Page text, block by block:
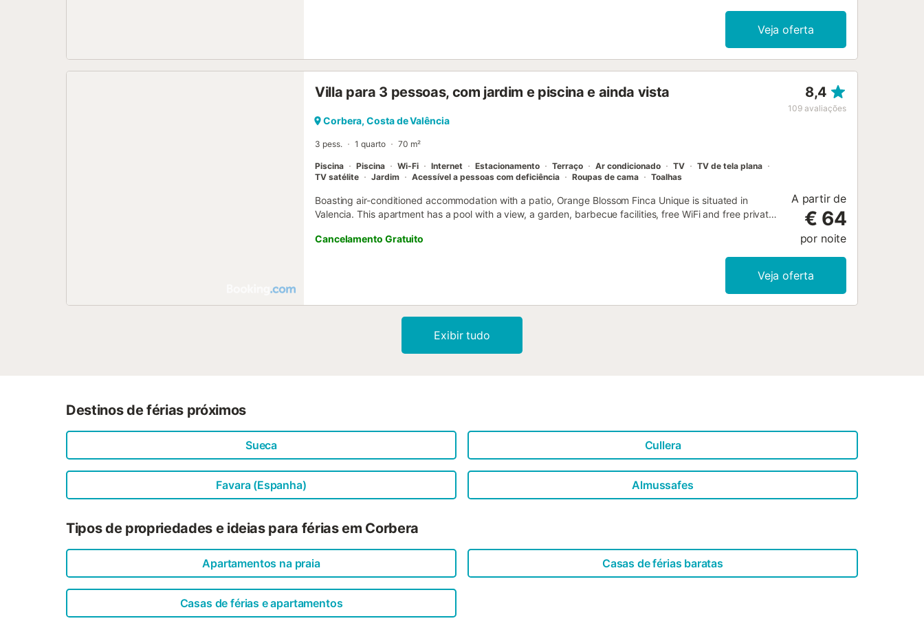
Fi de alta velocidade (adequado para chamadas de vídeo) com um espaço de trabalho dedicado para
escritório em casa, uma televisão inteligente com serviços de streaming, ar condicionado, uma máquina
de lavar roupa, uma máquina de secar roupa, bem como livros e brinquedos para crianças. Também
estão disponíveis um berço e uma cadeira alta. Este aluguer de férias oferece um oásis exterior privado
organizadas limpezas adicionais e mudanças de roupa de cama durante a sua estadia por um custo
acesso sem degraus. São fornecidas toalhas de praia/piscina. A propriedade providencia produtos
correta dos resíduos. São fornecidas mais informações no local....
Veja oferta
Villa para 3 pessoas, com jardim e piscina e ainda vista 8,4
109 avaliações
Corbera, Costa de Valência
3 pess. 1 quarto 70 m²
Piscina Piscina Wi-Fi Internet Estacionamento Terraço Ar condicionado TV
TV de tela plana
TV satélite
Jardim Acessível a pessoas com deficiência Roupas de cama Toalhas
Boasting air-conditioned accommodation with a patio, Orange Blossom Finca Unique is situated in
Valencia. This apartment has a pool with a view, a garden, barbecue facilities, free WiFi and free private
Cancelamento Gratuito
A partir de
€ 64
por noite
Veja oferta
Exibir tudo
Destinos de férias próximos
Sueca Cullera
Favara (Espanha) Almussafes
Tipos de propriedades e ideias para férias em Corbera
Apartamentos na praia Casas de férias baratas
Casas de férias e apartamentos